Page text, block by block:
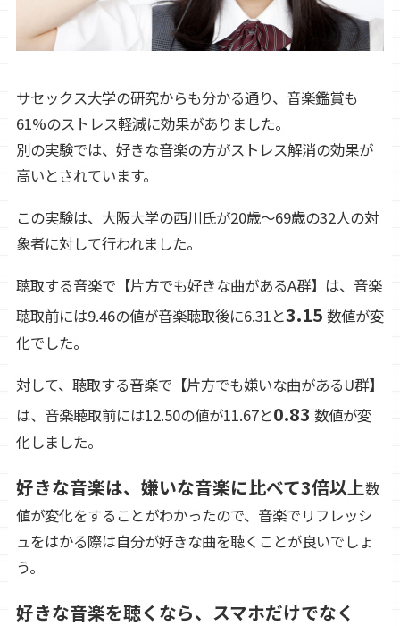
サセックス大学の研究からも分かる通り、音楽鑑賞も
61%のストレス軽減に効果がありました。
別の実験では、好きな音楽の方がストレス解消の効果が
高いとされています。
この実験は、大阪大学の西川氏が20歳～69歳の32人の対
象者に対して行われました。
聴取する音楽で【片方でも好きな曲があるA群】は、音楽
聴取前には9.46の値が音楽聴取後に6.31と3.15 数値が変
化でした。
対して、聴取する音楽で【片方でも嫌いな曲があるU群】
は、音楽聴取前には12.50の値が11.67と0.83 数値が変
化しました。
好きな音楽は、嫌いな音楽に比べて3倍以上数
値が変化をすることがわかったので、音楽でリフレッシ
ュをはかる際は自分が好きな曲を聴くことが良いでしょ
う。
好きな音楽を聴くなら、スマホだけでなく